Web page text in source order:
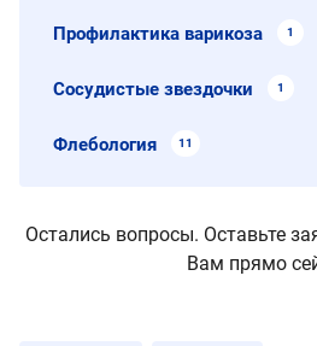
Профилактика варикоза 1
Сосудистые звездочки 1
Флебология 11
Остались вопросы. Оставьте
Вам прямо